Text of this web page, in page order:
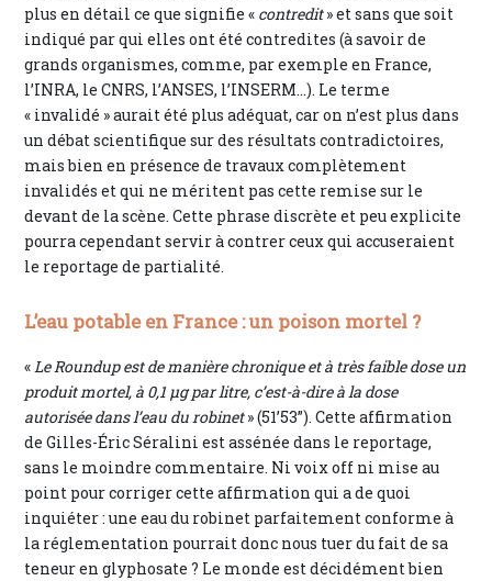
plus en détail ce que signifie « contredit» et sans que soit
indiqué par qui elles ont été contredites (à savoir de
grands organismes, comme, par exemple en France,
l’INRA, le CNRS, l’ANSES, l’INSERM…). Le terme
« invalidé » aurait été plus adéquat, car on n’est plus dans
un débat scientifique sur des résultats contradictoires,
mais bien en présence de travaux complètement
invalidés et qui ne méritent pas cette remise sur le
devant de la scène. Cette phrase discrète et peu explicite
pourra cependant servir à contrer ceux qui accuseraient
le reportage de partialité.
L’eau potable en France : un poison mortel ?
« Le Roundup est de manière chronique et à très faible dose un
produit mortel, à 0,1 μg par litre, c’est-à-dire à la dose
autorisée dans l’eau du robinet» (51’53”). Cette affirmation
de Gilles-Éric Séralini est assénée dans le reportage,
sans le moindre commentaire. Ni voix off ni mise au
point pour corriger cette affirmation qui a de quoi
inquiéter : une eau du robinet parfaitement conforme à
la réglementation pourrait donc nous tuer du fait de sa
teneur en glyphosate ? Le monde est décidément bien